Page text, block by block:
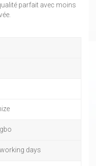
parfait avec moins
days